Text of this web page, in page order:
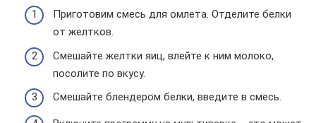
Приготовим смесь для омлета. Отделите белки
от желтков.
Смешайте желтки яиц, влейте к ним молоко,
посолите по вкусу.
Смешайте блендером белки, введите в смесь.